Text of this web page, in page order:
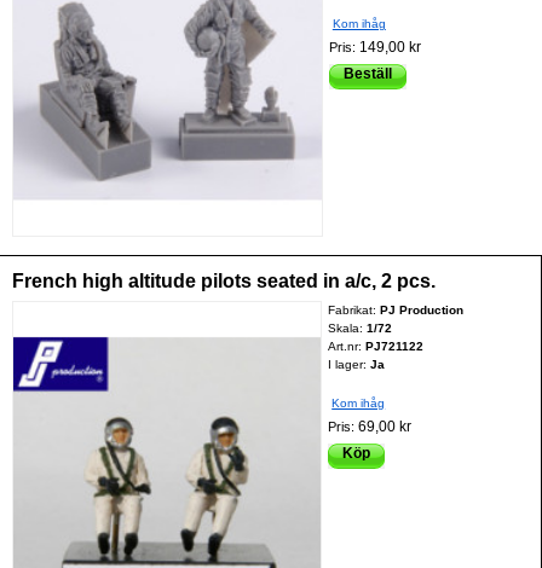
Kom ihåg
Pris: 149,00 kr
Beställ
French high altitude pilots seated in a/c, 2 pcs.
Fabrikat:PJ Production
Skala:1/72
Art.nr:PJ721122
I lager: Ja
Kom ihåg
Pris:69,00 kr
Köp